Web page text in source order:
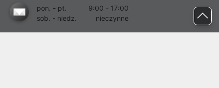
pon. - pt.
9:00 - 17:00
sob. - niedz.
nieczynne